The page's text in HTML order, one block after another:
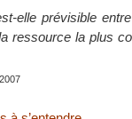
elle prévisible
ressource la plus